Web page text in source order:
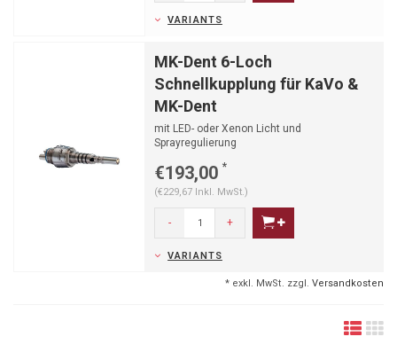
VARIANTS
MK-Dent 6-Loch
Schnellkupplung für KaVo &
MK-Dent
mit LED- oder Xenon Licht und
Sprayregulierung
€193,00 *
(€229,67 Inkl. MwSt.)
- +
VARIANTS
* exkl. MwSt. zzgl. Versandkosten